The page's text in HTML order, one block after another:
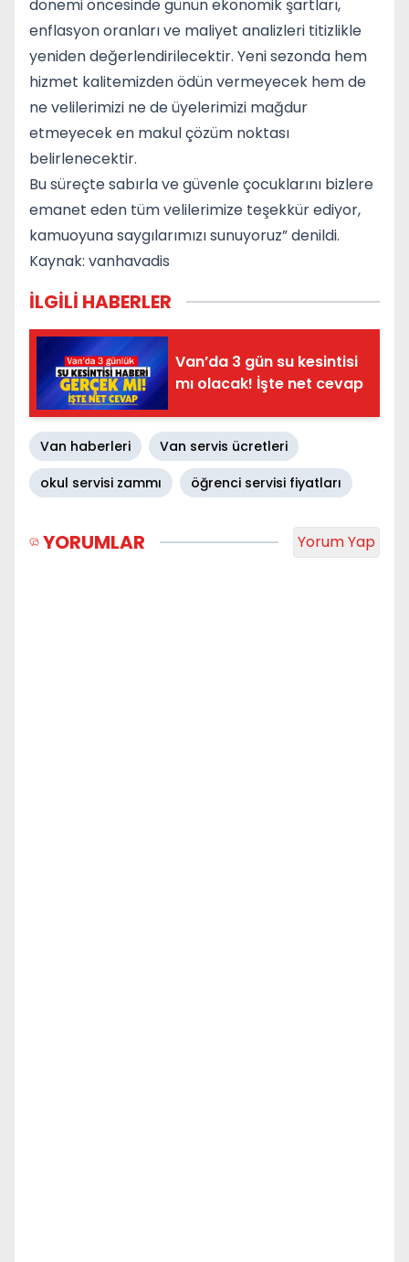
dönemi öncesinde günün ekonomik şartları,
enflasyon oranları ve maliyet analizleri titizlikle
yeniden değerlendirilecektir. Yeni sezonda hem
hizmet kalitemizden ödün vermeyecek hem de
ne velilerimizi ne de üyelerimizi mağdur
etmeyecek en makul çözüm noktası
belirlenecektir.
Bu süreçte sabırla ve güvenle çocuklarını bizlere
emanet eden tüm velilerimize teşekkür ediyor,
kamuoyuna saygılarımızı sunuyoruz” denildi.
Kaynak: vanhavadis
İLGİLİ HABERLER
Van’da 3 gün su kesintisi
mı olacak! İşte net cevap
Van haberleri
Van servis ücretleri
okul servisi zammı
öğrenci servisi fiyatları
YORUMLAR Yorum Yap